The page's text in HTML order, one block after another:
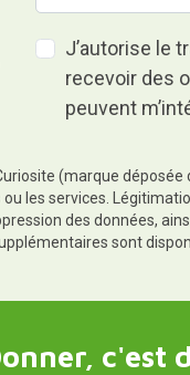
J’autorise le
recevoir des
peuvent
(marque
les services.
des données,
sont
c'est